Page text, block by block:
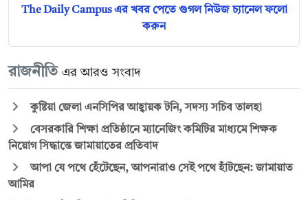
The Daily Campus এর খবর পেতে গুগল নিউজ চ্যানেল ফলো
করুন
রাজনীতি এর আরও সংবাদ
কুষ্টিয়া জেলা এনসিপির আহ্বায়ক টনি, সদস্য সচিব তালহা
বেসরকারি শিক্ষা প্রতিষ্ঠানে ম্যানেজিং কমিটির মাধ্যমে শিক্ষক
নিয়োগ সিদ্ধান্তে জামায়াতের প্রতিবাদ
আপা যে পথে হেঁটেছেন, আপনারাও সেই পথে হাঁটছেন: জামায়াত
আমির